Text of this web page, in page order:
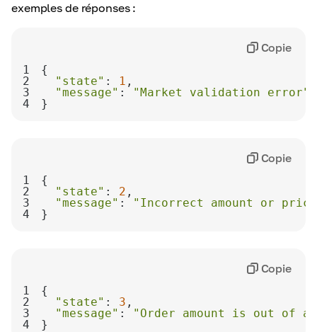
exemples de réponses :
1
2
"state" : 1
3
"message" :
"Market validation error"
4
}
Copie
1
2
"state" : 2
3
"message" :
"Incorrect amount or
4
}
Copie
1
2
"state" : 3
3
"message" :
"Order amount is out of
4
}
Copie